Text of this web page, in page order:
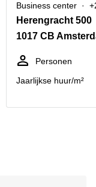
Business center
Herengracht 500
1017 CB
Personen
Jaarlijkse huur/m²